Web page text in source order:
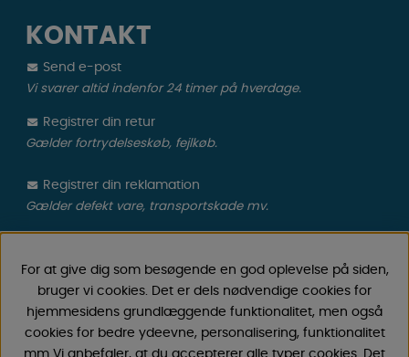
KONTAKT
Send e-post
Vi svarer altid indenfor 24 timer på hverdage.
Registrer din retur
Gælder fortrydelseskøb, fejlkøb.
Registrer din reklamation
Gælder defekt vare, transportskade mv.
CAMPMARKET
Vi har oparbejdet stor erfaring med campingvogne &
autocamper tilbehør gennem årene, fordi vi har
forhandlet campingvogne & autocampere samt
For at give dig som besøgende en god oplevelse på siden,
bruger vi cookies. Det er dels nødvendige cookies for
hjemmesidens grundlæggende funktionalitet, men også
cookies for bedre ydeevne, personalisering, funktionalitet
mm Vi anbefaler, at du accepterer alle typer cookies. Det